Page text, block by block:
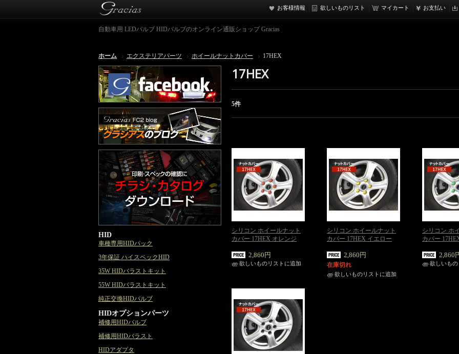
お客様情報 欲しいものリスト マイカート お支払い
自動車用 LEDバルブ HIDバルブのオンライン通販ショップ Gracias
ホーム エクステリアパーツ ホイールナットカバー 17HEX
17HEX
5件
シリコン ホイールナット
カバー 17HEX オレンジ
2,860円
欲しいものリストに追加
シリコン ホイールナット
カバー 17HEX イエロー
2,860円
在庫切れ
欲しいものリストに追加
シリコン ホ
カバー
2,860
欲しいも
HID
車種専用HIDパック
3年保証 ハイスペックHID
35W HIDバラストキット
55W HIDバラストキット
純正交換HIDバルブ
HIDオプションパーツ
補修用HIDバルブ
補修用HIDバラスト
HIDアダプタ